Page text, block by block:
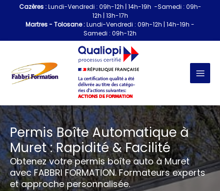
contenu
Cazères :Lundi-Vendredi : 09h-12h | 14h-19h -Samedi : 09h-
12h | 13h-17h
Martres - Tolosane :Lundi-Vendredi : 09h-12h | 14h-19h -
Samedi : 09h-12h
Permis Boîte Automatique à
Muret : Rapidité & Facilité
Obtenez votre permis boîte auto à Muret
avec FABBRI FORMATION. Formateurs experts
et approche personnalisée.